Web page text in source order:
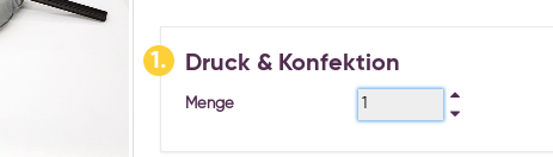
1. Druck & Konfektion
Menge